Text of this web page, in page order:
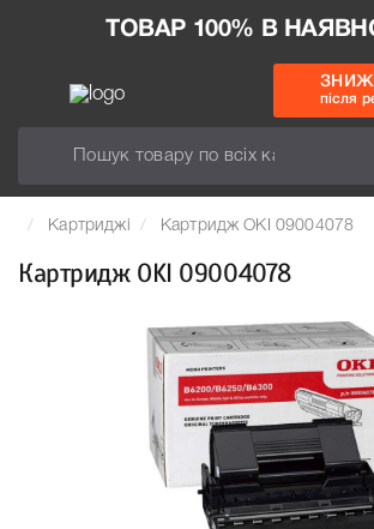
ТОВАР 100% В
після
Картриджі Картридж OKI 09004078
Картридж OKI 09004078